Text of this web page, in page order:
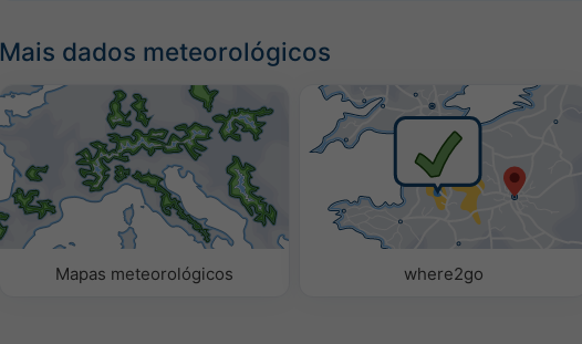
Mais dados meteorológicos
Mapas meteorológicos where2go